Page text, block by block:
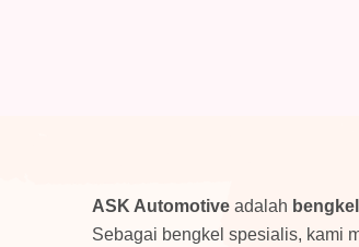
ASK Automotive adalah
Sebagai bengkel spesialis, kami